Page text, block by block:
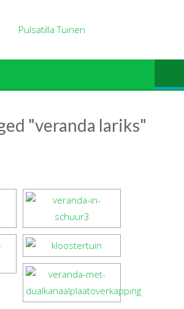
"veranda lariks"